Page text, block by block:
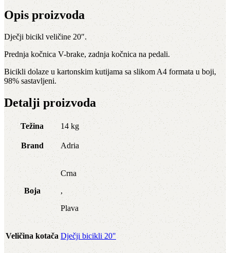
Opis proizvoda
Dječji bicikl veličine 20″.
Prednja kočnica V-brake, zadnja kočnica na pedali.
Bicikli dolaze u kartonskim kutijama sa slikom A4 formata u boji,
98% sastavljeni.
Detalji proizvoda
Težina 14 kg
Brand Adria
Boja
Crna
,
Plava
Veličina kotača Dječji bicikli 20"